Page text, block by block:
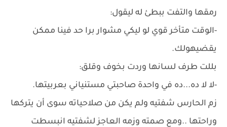
رمقها والتفت ببطئ له ليقول:
-الوقت متأخر قوي لو ليكي مشوار برا حد فينا ممكن
يقضيهولك.
بللت طرف لسانها وردت بخوف وقلق:
-لا لا ده...ده في واحدة صاحبتي مستنياني بعربيتها.
زم الحارس شفتيه ولم يكن من صلاحياته سوى أن يتركها
وراحتها ..ومع صمته وزمه العاجز لشفتيه انبسطت